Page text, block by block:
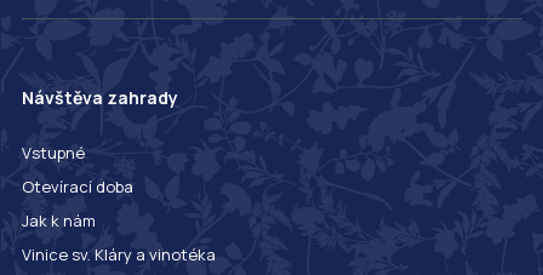
Návštěva zahrady
Vstupné
Otevírací doba
Jak k nám
Vinice sv. Kláry a vinotéka